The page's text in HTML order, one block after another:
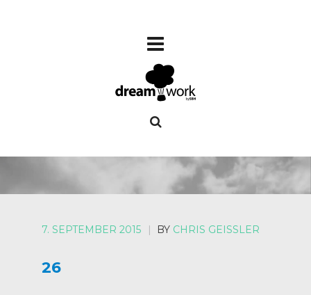
7. SEPTEMBER 2015 | BY CHRIS GEISSLER
26